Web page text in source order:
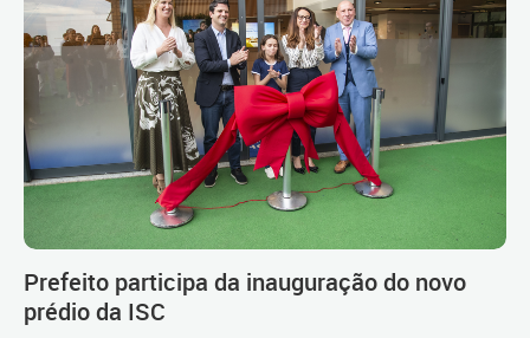
Prefeito participa da inauguração do novo
prédio da ISC